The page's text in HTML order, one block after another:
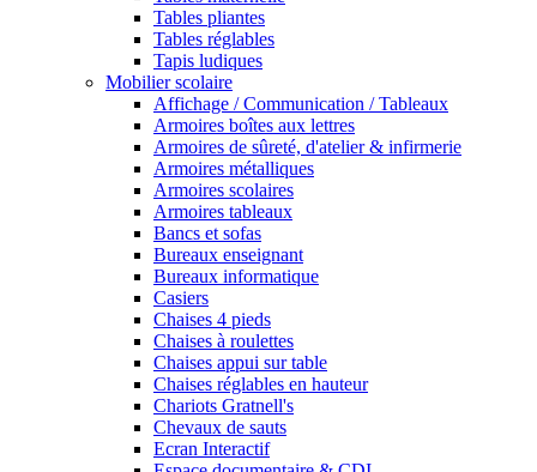
Tables pliantes
Tables réglables
Tapis ludiques
Mobilier scolaire
Affichage / Communication / Tableaux
Armoires boîtes aux lettres
Armoires de sûreté, d'atelier & infirmerie
Armoires métalliques
Armoires scolaires
Armoires tableaux
Bancs et sofas
Bureaux enseignant
Bureaux informatique
Casiers
Chaises 4 pieds
Chaises à roulettes
Chaises appui sur table
Chaises réglables en hauteur
Chariots Gratnell's
Chevaux de sauts
Ecran Interactif